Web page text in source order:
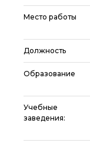
Место работы
Должность
Образование
Учебные
заведения: